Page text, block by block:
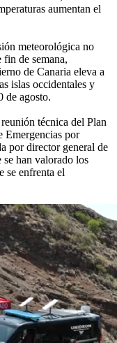
aumentan el
meteorológica no
fin de semana,
de Canaria eleva a
islas occidentales y
de agosto.
técnica del Plan
Emergencias por
por director general de
se han valorado los
se enfrenta el